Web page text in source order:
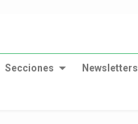
Secciones Newsletters